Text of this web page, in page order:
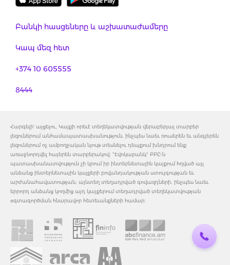
Բանկի հասցեները և աշխատաժամերը
Կապ մեզ հետ
+374 10 605555
8444
Հարգելի' այցելու, Կայքի որեւէ տեղեկատվության վերաբերյալ տարբեր
լեզուներում անհամապատասխանություն, ինչպես նաեւ ռուսերեն եւ անգլերեն
լեզուներում ոչ ամբողջական նյութ տեսնելու դեպքում խնդրում ենք
առաջնորդվել հայերեն տարբերակով: "Էվոկաբանկ" ԲԲԸ-ն
պատասխանատվություն չի կրում իր ինտերնետային կայքում հղված այլ
անձանց ինտերնետային կայքերի բովանդակության ստույգության եւ
արժանահավատության, այնտեղ տեղադրված գովազդների, ինչպես նաեւ
երրորդ անձանց կողմից այդ կայքերում տեղադրված տեղեկատվության
օգտագործման հնարավոր հետեւանքների համար: